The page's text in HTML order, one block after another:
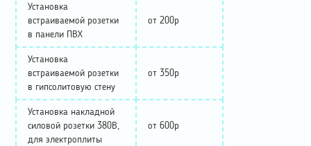
Установка
встраиваемой розетки
в панели ПВХ
от 200р
Установка
встраиваемой розетки
в гипсолитовую стену
от 350р
Установка накладной
силовой розетки 380В,
для электроплиты
от 600р